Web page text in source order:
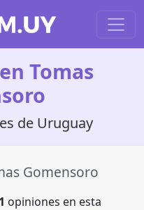
Tomas
de Uruguay
Gomensoro
1 opiniones en esta